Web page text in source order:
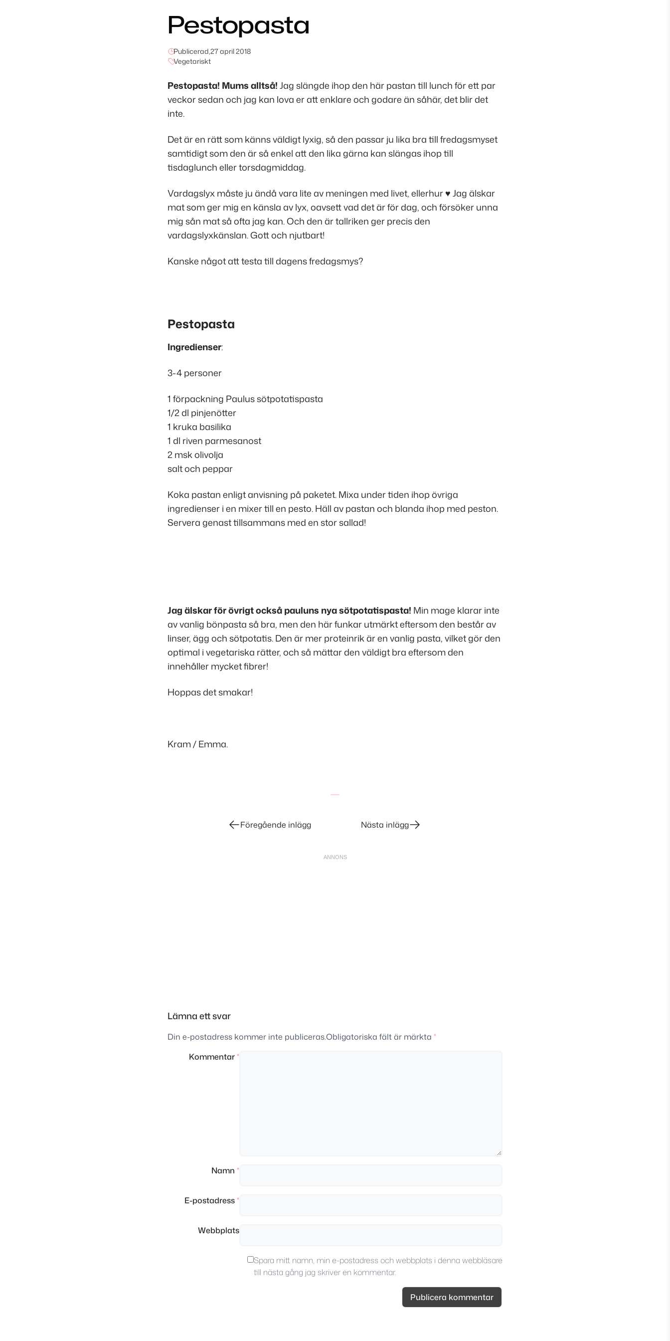
Pestopasta
Publicerad,27 april 2018
Vegetariskt
Pestopasta! Mums alltså!Jag slängde ihop den här pastan till lunch för ett par
veckor sedan och jag kan lova er att enklare och godare än såhär, det blir det
inte.
Det är en rätt som känns väldigt lyxig, så den passar ju lika bra till fredagsmyset
samtidigt som den är så enkel att den lika gärna kan slängas ihop till
tisdaglunch eller torsdagmiddag.
Vardagslyx måste ju ändå vara lite av meningen med livet, ellerhur♥Jag älskar
mat som ger mig en känsla av lyx, oavsett vad det är för dag, och försöker unna
mig sån mat så ofta jag kan. Och den är tallriken ger precis den
vardagslyxkänslan. Gott och njutbart!
Kanske något att testa till dagens fredagsmys?
Pestopasta
Ingredienser:
3-4 personer
1 förpackning Paulus sötpotatispasta
1/2 dl pinjenötter
1 kruka basilika
1 dl riven parmesanost
2 msk olivolja
salt och peppar
Koka pastan enligt anvisning på paketet. Mixa under tiden ihop övriga
ingredienser i en mixer till en pesto. Häll av pastan och blanda ihop med peston.
Servera genast tillsammans med en stor sallad!
Jag älskar för övrigt också pauluns nya sötpotatispasta! Min mage klarar inte
av vanlig bönpasta så bra, men den här funkar utmärkt eftersom den består av
linser, ägg och sötpotatis. Den är mer proteinrik är en vanlig pasta, vilket gör den
optimal i vegetariska rätter, och så mättar den väldigt bra eftersom den
innehåller mycket fibrer!
Hoppas det smakar!
Kram / Emma.
Föregående inlägg Nästa inlägg
Lämna ett svar
Din e-postadress kommer inte publiceras.Obligatoriska fält är märkta *
Kommentar*
Namn *
E-postadress*
Webbplats
Spara mitt namn, min e-postadress och webbplats i denna webbläsare
till nästa gång jag skriver en kommentar.